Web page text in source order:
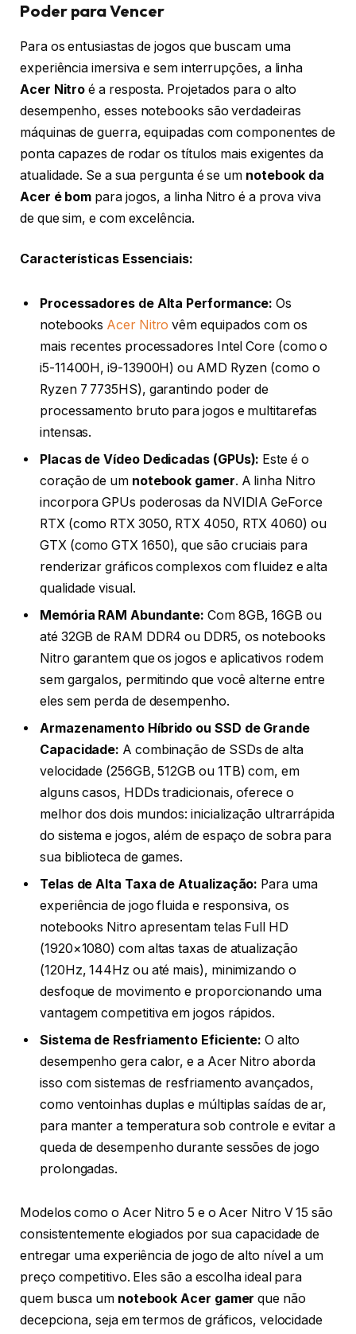
Poder para Vencer
Para os entusiastas de jogos que buscam uma
experiência imersiva e sem interrupções, a linha
Acer Nitro é a resposta. Projetados para o alto
desempenho, esses notebooks são verdadeiras
máquinas de guerra, equipadas com componentes de
ponta capazes de rodar os títulos mais exigentes da
atualidade. Se a sua pergunta é se um notebook da
Acer é bom para jogos, a linha Nitro é a prova viva
de que sim, e com excelência.
Características Essenciais:
Processadores de Alta Performance: Os
notebooks Acer Nitro vêm equipados com os
mais recentes processadores Intel Core (como o
i5-11400H, i9-13900H) ou AMD Ryzen (como o
Ryzen 7 7735HS), garantindo poder de
processamento bruto para jogos e multitarefas
intensas.
Placas de Vídeo Dedicadas (GPUs): Este é o
coração de um notebook gamer. A linha Nitro
incorpora GPUs poderosas da NVIDIA GeForce
RTX (como RTX 3050, RTX 4050, RTX 4060) ou
GTX (como GTX 1650), que são cruciais para
renderizar gráficos complexos com fluidez e alta
qualidade visual.
Memória RAM Abundante: Com 8GB, 16GB ou
até 32GB de RAM DDR4 ou DDR5, os notebooks
Nitro garantem que os jogos e aplicativos rodem
sem gargalos, permitindo que você alterne entre
eles sem perda de desempenho.
Armazenamento Híbrido ou SSD de Grande
Capacidade: A combinação de SSDs de alta
velocidade (256GB, 512GB ou 1TB) com, em
alguns casos, HDDs tradicionais, oferece o
melhor dos dois mundos: inicialização ultrarrápida
do sistema e jogos, além de espaço de sobra para
sua biblioteca de games.
Telas de Alta Taxa de Atualização: Para uma
experiência de jogo fluida e responsiva, os
notebooks Nitro apresentam telas Full HD
(1920×1080) com altas taxas de atualização
(120Hz, 144Hz ou até mais), minimizando o
desfoque de movimento e proporcionando uma
vantagem competitiva em jogos rápidos.
Sistema de Resfriamento Eficiente: O alto
desempenho gera calor, e a Acer Nitro aborda
isso com sistemas de resfriamento avançados,
como ventoinhas duplas e múltiplas saídas de ar,
para manter a temperatura sob controle e evitar a
queda de desempenho durante sessões de jogo
prolongadas.
Modelos como o Acer Nitro 5 e o Acer Nitro V 15 são
consistentemente elogiados por sua capacidade de
entregar uma experiência de jogo de alto nível a um
preço competitivo. Eles são a escolha ideal para
quem busca um notebook Acer gamer que não
decepciona, seja em termos de gráficos, velocidade